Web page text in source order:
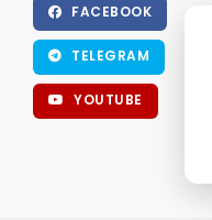
FACEBOOK
TELEGRAM
YOUTUBE